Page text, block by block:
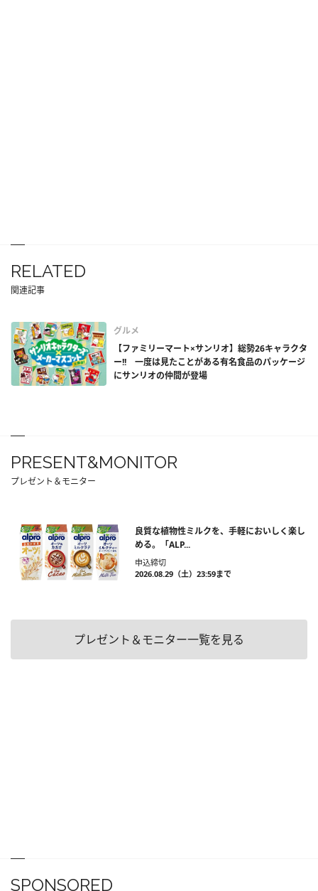
RELATED
関連記事
グルメ
【ファミリーマート×サンリオ】総勢26キャラクタ
ー!! 一度は見たことがある有名食品のパッケージ
にサンリオの仲間が登場
PRESENT&MONITOR
プレゼント＆モニター
良質な植物性ミルクを、手軽においしく楽し
める。「ALP...
申込締切
2026.08.29（土）23:59まで
プレゼント＆モニター一覧を見る
SPONSORED